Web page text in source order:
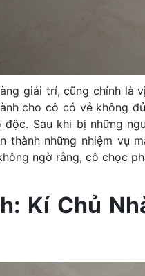
giải trí, cũng chính là
cho cô có vẻ không
Sau khi bị những
thành những nhiệm vụ
ngờ rằng, cô chọc
Kí Chủ